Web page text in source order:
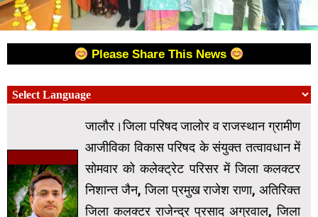
Please Share This News
जालौर।जिला परिषद जालोर व राजस्थान ग्रामीण
आजीविका विकास परिषद के संयुक्त तत्वावधान में
सोमवार को कलेक्ट्रेट परिसर में जिला कलक्टर
निशान्त जैन, जिला प्रमुख राजेश राणा, अतिरिक्त
जिला कलक्टर राजेन्द्र प्रसाद अग्रवाल, जिला